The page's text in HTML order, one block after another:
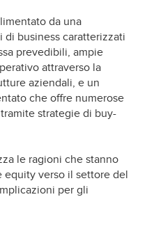
da una
business caratterizzati
prevedibili, ampie
attraverso la
aziendali, e un
che offre numerose
strategie di buy-
le ragioni che stanno
equity verso il settore del
per gli